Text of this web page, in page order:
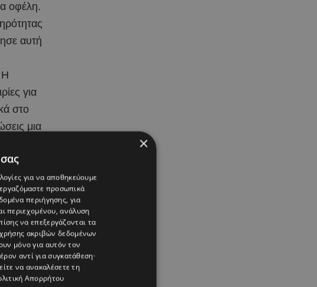
οφέλη.
αυτή
Η
για
στο
μια
το
σου
λίγο
σου,
σου.
×
για να αποθηκεύουμε
προσωπικά
περιήγησης, για
περιεχομένου, ανάλυση
να επεξεργάζονται τα
ακριβών δεδομένων
μόνο για αυτόν τον
αντί για συγκατάθεση·
να ανακαλέσετε τη
Απορρήτου